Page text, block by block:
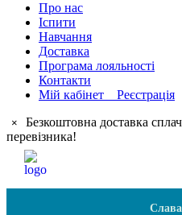
Про нас
Іспити
Навчання
Доставка
Програма лояльності
Контакти
Мій кабінет Реєстрація
×
Безкоштовна доставка
перевізника!
Слава